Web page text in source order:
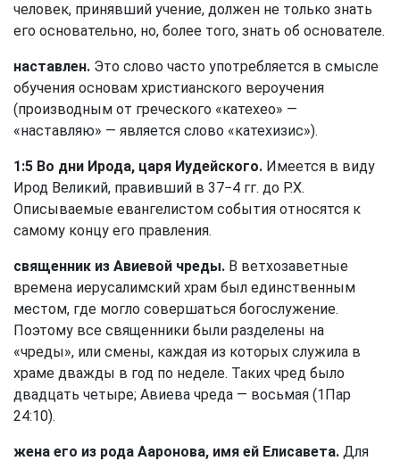
человек, принявший учение, должен не только знать
его основательно, но, более того, знать об основателе.
наставлен. Это слово часто употребляется в смысле
обучения основам христианского вероучения
(производным от греческого «катехео» —
«наставляю» — является слово «катехизис»).
1:5 Во дни Ирода, царя Иудейского. Имеется в виду
Ирод Великий, правивший в 37−4 гг. до Р.Х.
Описываемые евангелистом события относятся к
самому концу его правления.
священник из Авиевой чреды. В ветхозаветные
времена иерусалимский храм был единственным
местом, где могло совершаться богослужение.
Поэтому все священники были разделены на
«чреды», или смены, каждая из которых служила в
храме дважды в год по неделе. Таких чред было
двадцать четыре; Авиева чреда — восьмая (1Пар
24:10).
жена его из рода Ааронова, имя ей Елисавета. Для